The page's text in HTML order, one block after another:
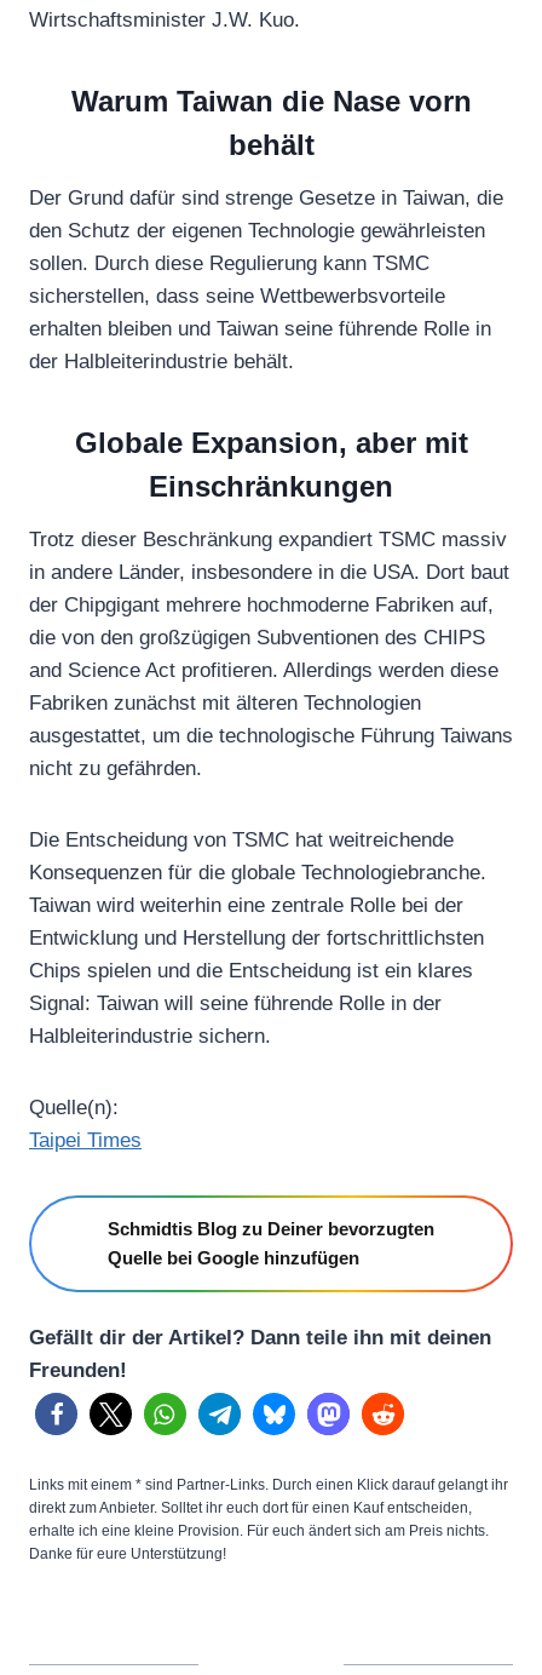
Wirtschaftsminister J.W. Kuo.
Warum Taiwan die Nase vorn
behält
Der Grund dafür sind strenge Gesetze in Taiwan, die
den Schutz der eigenen Technologie gewährleisten
sollen. Durch diese Regulierung kann TSMC
sicherstellen, dass seine Wettbewerbsvorteile
erhalten bleiben und Taiwan seine führende Rolle in
der Halbleiterindustrie behält.
Globale Expansion, aber mit
Einschränkungen
Trotz dieser Beschränkung expandiert TSMC massiv
in andere Länder, insbesondere in die USA. Dort baut
der Chipgigant mehrere hochmoderne Fabriken auf,
die von den großzügigen Subventionen des CHIPS
and Science Act profitieren. Allerdings werden diese
Fabriken zunächst mit älteren Technologien
ausgestattet, um die technologische Führung Taiwans
nicht zu gefährden.
Die Entscheidung von TSMC hat weitreichende
Konsequenzen für die globale Technologiebranche.
Taiwan wird weiterhin eine zentrale Rolle bei der
Entwicklung und Herstellung der fortschrittlichsten
Chips spielen und die Entscheidung ist ein klares
Signal: Taiwan will seine führende Rolle in der
Halbleiterindustrie sichern.
Quelle(n):
Taipei Times
Schmidtis Blog zu Deiner bevorzugten
Quelle bei Google hinzufügen
Gefällt dir der Artikel? Dann teile ihn mit deinen
Freunden!
Links mit einem * sind Partner-Links. Durch einen Klick darauf gelangt ihr
direkt zum Anbieter. Solltet ihr euch dort für einen Kauf entscheiden,
erhalte ich eine kleine Provision. Für euch ändert sich am Preis nichts.
Danke für eure Unterstützung!